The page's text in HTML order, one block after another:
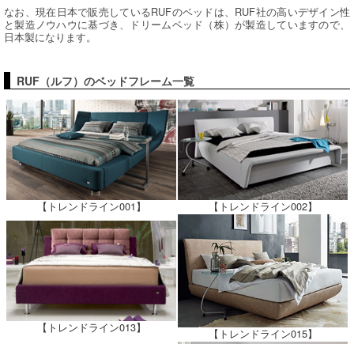
なお、現在日本で販売しているRUFのベッドは、RUF社の高いデザイン性
と製造ノウハウに基づき、ドリームベッド（株）が製造していますので、
日本製になります。
RUF（ルフ）のベッドフレーム一覧
【トレンドライン001】 【トレンドライン002】
【トレンドライン013】 【トレンドライン015】